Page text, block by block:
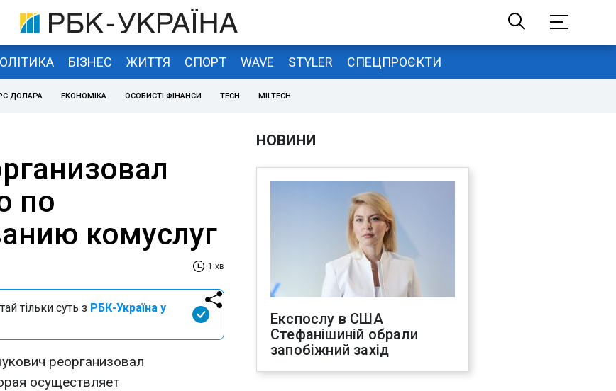
БІЗНЕС ЖИТТЯ СПОРТ WAVE STYLER СПЕЦПРОЄКТИ
ДОЛАРА ЕКОНОМІКА ОСОБИСТІ ФІНАНСИ TECH MILTECH
по
комуслуг
1 хв
тільки суть з РБК-Україна у
реорганизовал
осуществляет
НОВИНИ
Експослу в США
Стефанішиній обрали
запобіжний захід